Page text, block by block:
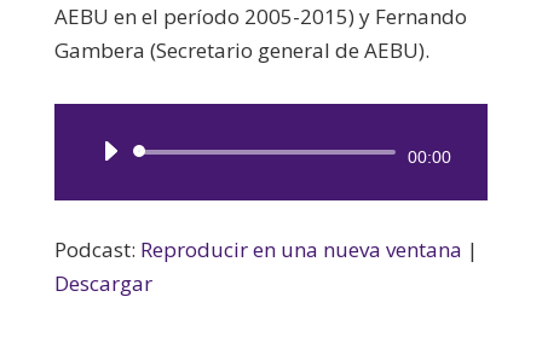
AEBU en el período 2005-2015) y Fernando
Gambera (Secretario general de AEBU).
Reproductor
00:00
Podcast: Reproducir en una nueva ventana |
Descargar